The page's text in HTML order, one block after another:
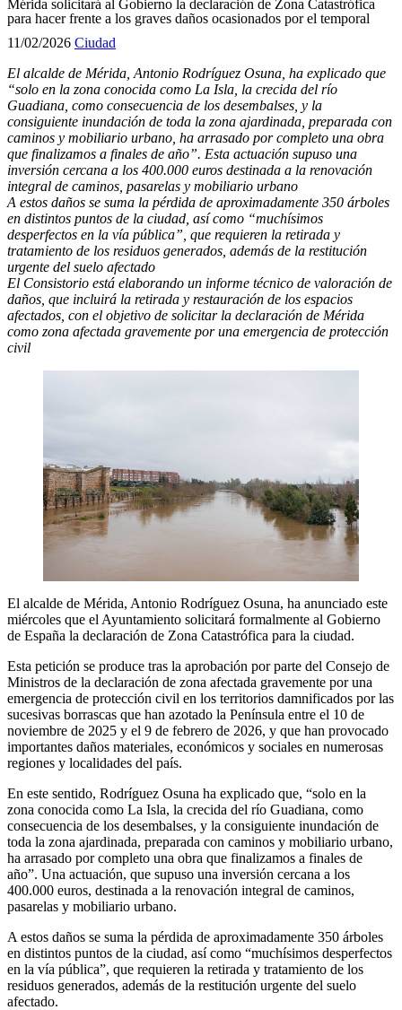
Mérida solicitará al Gobierno la declaración de Zona Catastrófica
para hacer frente a los graves daños ocasionados por el temporal
11/02/2026 Ciudad
El alcalde de Mérida, Antonio Rodríguez Osuna, ha explicado que
“solo en la zona conocida como La Isla, la crecida del río
Guadiana, como consecuencia de los desembalses, y la
consiguiente inundación de toda la zona ajardinada, preparada con
caminos y mobiliario urbano, ha arrasado por completo una obra
que finalizamos a finales de año”. Esta actuación supuso una
inversión cercana a los 400.000 euros destinada a la renovación
integral de caminos, pasarelas y mobiliario urbano
A estos daños se suma la pérdida de aproximadamente 350 árboles
en distintos puntos de la ciudad, así como “muchísimos
desperfectos en la vía pública”, que requieren la retirada y
tratamiento de los residuos generados, además de la restitución
urgente del suelo afectado
El Consistorio está elaborando un informe técnico de valoración de
daños, que incluirá la retirada y restauración de los espacios
afectados, con el objetivo de solicitar la declaración de Mérida
como zona afectada gravemente por una emergencia de protección
civil
El alcalde de Mérida, Antonio Rodríguez Osuna, ha anunciado este
miércoles que el Ayuntamiento solicitará formalmente al Gobierno
de España la declaración de Zona Catastrófica para la ciudad.
Esta petición se produce tras la aprobación por parte del Consejo de
Ministros de la declaración de zona afectada gravemente por una
emergencia de protección civil en los territorios damnificados por las
sucesivas borrascas que han azotado la Península entre el 10 de
noviembre de 2025 y el 9 de febrero de 2026, y que han provocado
importantes daños materiales, económicos y sociales en numerosas
regiones y localidades del país.
En este sentido, Rodríguez Osuna ha explicado que, “solo en la
zona conocida como La Isla, la crecida del río Guadiana, como
consecuencia de los desembalses, y la consiguiente inundación de
toda la zona ajardinada, preparada con caminos y mobiliario urbano,
ha arrasado por completo una obra que finalizamos a finales de
año”. Una actuación, que supuso una inversión cercana a los
400.000 euros, destinada a la renovación integral de caminos,
pasarelas y mobiliario urbano.
A estos daños se suma la pérdida de aproximadamente 350 árboles
en distintos puntos de la ciudad, así como “muchísimos desperfectos
en la vía pública”, que requieren la retirada y tratamiento de los
residuos generados, además de la restitución urgente del suelo
afectado.